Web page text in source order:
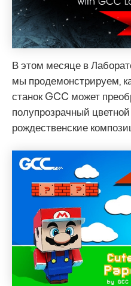
В этом месяце в
мы продемонстрируем,
станок GCC может
полупрозрачный
рождественские